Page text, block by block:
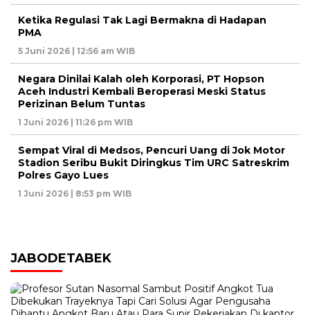
Ketika Regulasi Tak Lagi Bermakna di Hadapan
PMA
5 Juni 2026 | 12:56 am WIB
Negara Dinilai Kalah oleh Korporasi, PT Hopson
Aceh Industri Kembali Beroperasi Meski Status
Perizinan Belum Tuntas
1 Juni 2026 | 11:26 pm WIB
Sempat Viral di Medsos, Pencuri Uang di Jok Motor
Stadion Seribu Bukit Diringkus Tim URC Satreskrim
Polres Gayo Lues
1 Juni 2026 | 8:53 pm WIB
JABODETABEK